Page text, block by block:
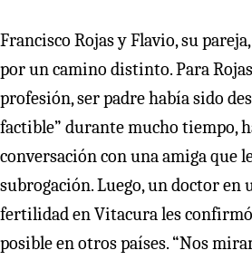
Francisco Rojas y Flavio, su
por un camino distinto. Para
profesión, ser padre había sido
factible” durante mucho tiempo,
conversación con una amiga que
subrogación. Luego, un doctor en
fertilidad en Vitacura les
posible en otros países. “Nos